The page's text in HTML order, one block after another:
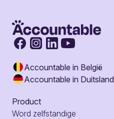
Accountable in België
Accountable in Duitsland
Product
Word zelfstandige